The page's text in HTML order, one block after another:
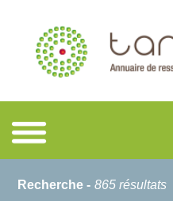
Recherche - 865 résultats